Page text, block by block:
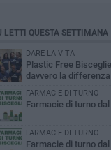
LETTI QUESTA SETTIMANA
DARE LA VITA
Plastic Free
davvero la
FARMACIE DI TURNO
Farmacie di turno
FARMACIE DI TURNO
Farmacie di turno